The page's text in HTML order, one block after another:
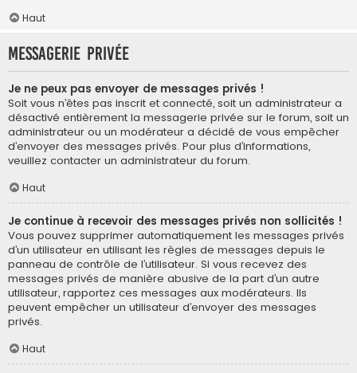
Haut
Messagerie privée
Je ne peux pas envoyer de messages privés !
Soit vous n’êtes pas inscrit et connecté, soit un administrateur a
désactivé entièrement la messagerie privée sur le forum, soit un
administrateur ou un modérateur a décidé de vous empêcher
d’envoyer des messages privés. Pour plus d’informations,
veuillez contacter un administrateur du forum.
Haut
Je continue à recevoir des messages privés non sollicités !
Vous pouvez supprimer automatiquement les messages privés
d’un utilisateur en utilisant les règles de messages depuis le
panneau de contrôle de l’utilisateur. Si vous recevez des
messages privés de manière abusive de la part d’un autre
utilisateur, rapportez ces messages aux modérateurs. Ils
peuvent empêcher un utilisateur d’envoyer des messages
privés.
Haut